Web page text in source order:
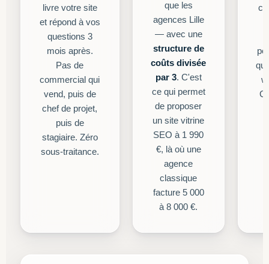
livre votre site
et répond à vos
questions 3
mois après.
Pas de
commercial qui
vend, puis de
chef de projet,
puis de
stagiaire. Zéro
sous-traitance.
que les
agences Lille
— avec une
structure de
coûts divisée
par 3. C'est
ce qui permet
de proposer
un site vitrine
SEO à 1 990
€, là où une
agence
classique
facture 5 000
à 8 000 €.